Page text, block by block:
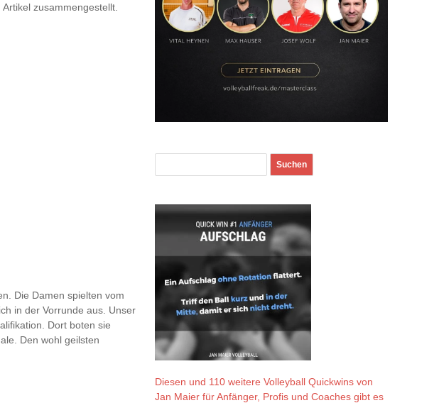
zusammengestellt.
Die Damen spielten vom
in der Vorrunde aus. Unser
Dort boten sie
Den wohl geilsten
Diesen und 110 weitere Volleyball Quickwins von
Jan Maier für Anfänger, Profis und Coaches gibt es